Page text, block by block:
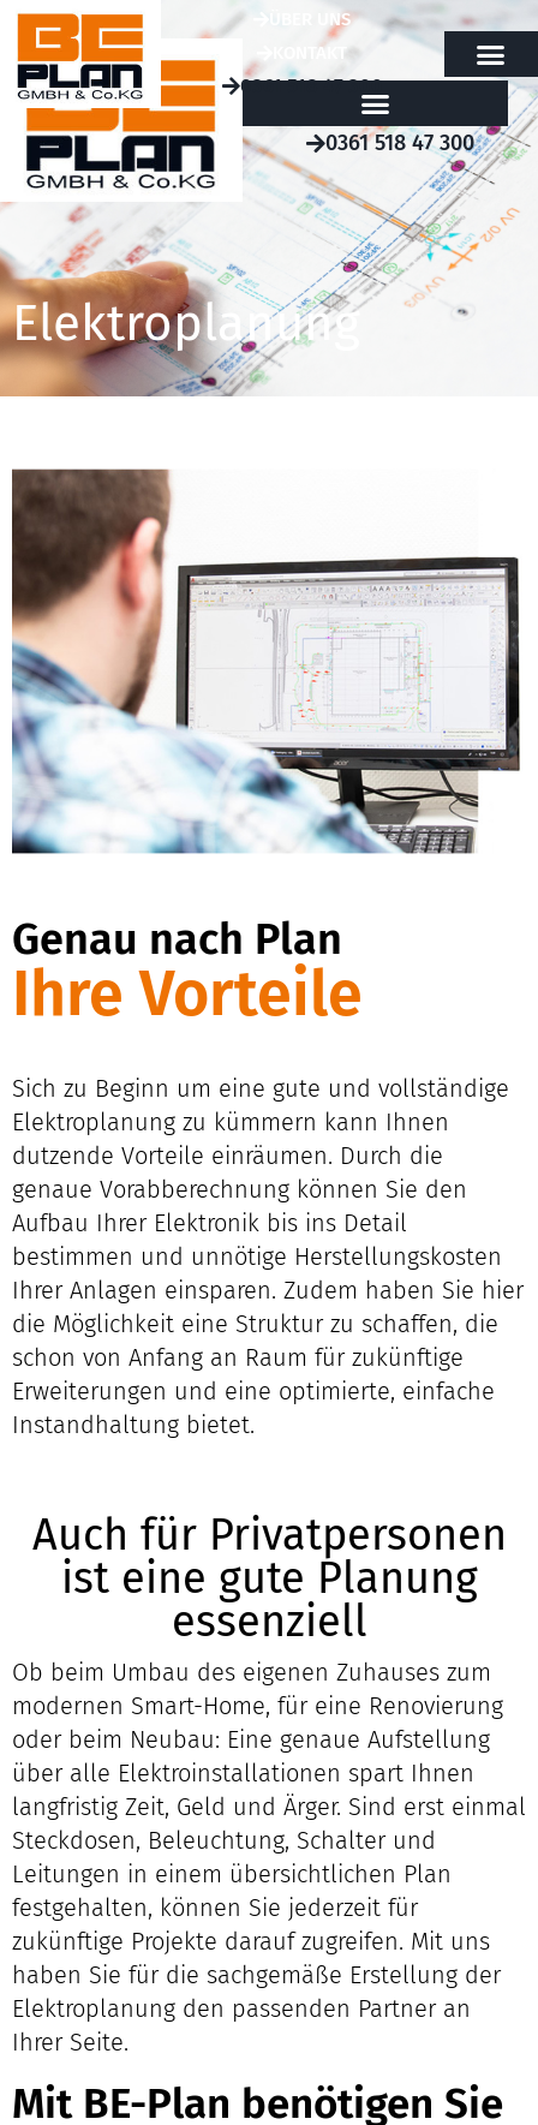
0361 518 47 300
ÜBER UNS
KONTAKT
0361 518 47 300
Elektroplanung
Genau nach Plan
Ihre Vorteile
Sich zu Beginn um eine gute und vollständige
Elektroplanung zu kümmern kann Ihnen
dutzende Vorteile einräumen. Durch die
genaue Vorabberechnung können Sie den
Aufbau Ihrer Elektronik bis ins Detail
bestimmen und unnötige Herstellungskosten
Ihrer Anlagen einsparen. Zudem haben Sie hier
die Möglichkeit eine Struktur zu schaffen, die
schon von Anfang an Raum für zukünftige
Erweiterungen und eine optimierte, einfache
Instandhaltung bietet.
Auch für Privatpersonen
ist eine gute Planung
essenziell
Ob beim Umbau des eigenen Zuhauses zum
modernen Smart-Home, für eine Renovierung
oder beim Neubau: Eine genaue Aufstellung
über alle Elektroinstallationen spart Ihnen
langfristig Zeit, Geld und Ärger. Sind erst einmal
Steckdosen, Beleuchtung, Schalter und
Leitungen in einem übersichtlichen Plan
festgehalten, können Sie jederzeit für
zukünftige Projekte darauf zugreifen. Mit uns
haben Sie für die sachgemäße Erstellung der
Elektroplanung den passenden Partner an
Ihrer Seite.
Mit BE-Plan benötigen Sie